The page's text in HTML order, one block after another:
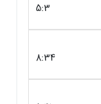
5:3
8:34